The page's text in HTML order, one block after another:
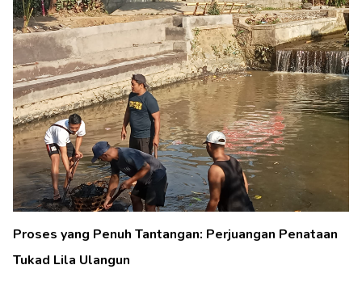
Proses yang Penuh Tantangan: Perjuangan Penataan
Tukad Lila Ulangun